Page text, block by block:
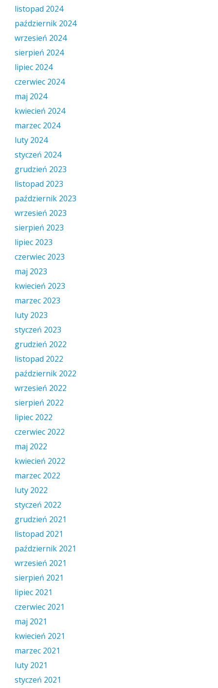
listopad 2024
październik 2024
wrzesień 2024
sierpień 2024
lipiec 2024
czerwiec 2024
maj 2024
kwiecień 2024
marzec 2024
luty 2024
styczeń 2024
grudzień 2023
listopad 2023
październik 2023
wrzesień 2023
sierpień 2023
lipiec 2023
czerwiec 2023
maj 2023
kwiecień 2023
marzec 2023
luty 2023
styczeń 2023
grudzień 2022
listopad 2022
październik 2022
wrzesień 2022
sierpień 2022
lipiec 2022
czerwiec 2022
maj 2022
kwiecień 2022
marzec 2022
luty 2022
styczeń 2022
grudzień 2021
listopad 2021
październik 2021
wrzesień 2021
sierpień 2021
lipiec 2021
czerwiec 2021
maj 2021
kwiecień 2021
marzec 2021
luty 2021
styczeń 2021